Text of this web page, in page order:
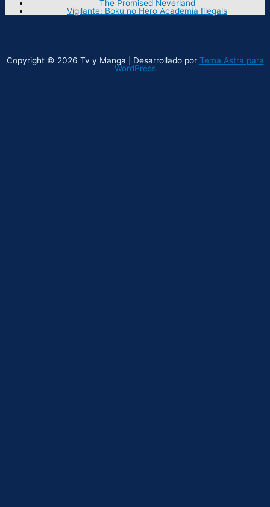
The Promised Neverland
Vigilante: Boku no Hero Academia Illegals
Copyright © 2026 Tv y Manga | Desarrollado por Tema Astra para
WordPress